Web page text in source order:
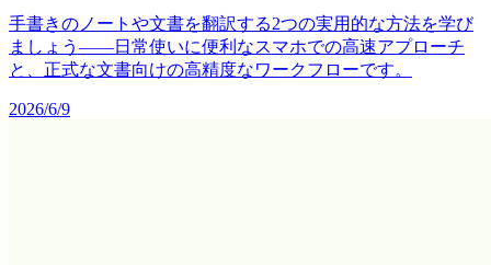
手書きのノートや文書を翻訳する2つの実用的な方法を学び
ましょう——日常使いに便利なスマホでの高速アプローチ
と、正式な文書向けの高精度なワークフローです。
2026/6/9